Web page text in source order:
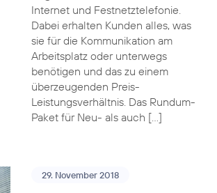
Internet und Festnetztelefonie.
Dabei erhalten Kunden alles, was
sie für die Kommunikation am
Arbeitsplatz oder unterwegs
benötigen und das zu einem
überzeugenden Preis-
Leistungsverhältnis. Das Rundum-
Paket für Neu- als auch […]
29. November 2018